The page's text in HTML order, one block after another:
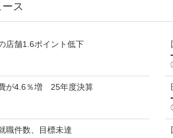
ス
店舗1.6ポイント低下
が4.6％増 25年度決算
職件数、目標未達